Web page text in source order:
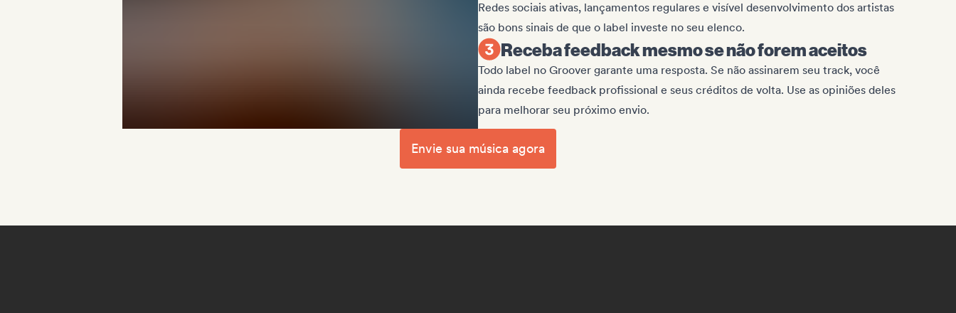
Redes sociais ativas, lançamentos regulares e visível desenvolvimento dos artistas
são bons sinais de que o label investe no seu elenco.
Receba feedback mesmo se não forem aceitos
Todo label no Groover garante uma resposta. Se não assinarem seu track, você
ainda recebe feedback profissional e seus créditos de volta. Use as opiniões deles
para melhorar seu próximo envio.
Envie sua música agora